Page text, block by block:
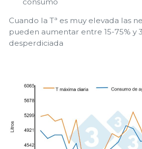
Cuando la Tª es muy elevada las
pueden aumentar entre 15-75% y
desperdiciada